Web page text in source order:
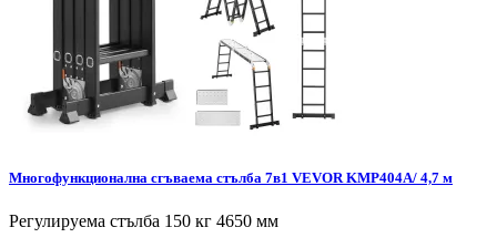
Многофункционална сгъваема стълба 7в1 VEVOR KMP404A/ 4,7 м
Регулируема стълба 150 кг 4650 мм